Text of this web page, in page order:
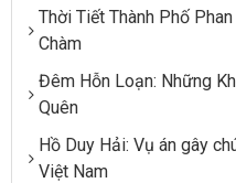
Thời Tiết Thành Phố
Chàm
Đêm Hỗn Loạn: Những
Quên
Hồ Duy Hải: Vụ án gây
Việt Nam